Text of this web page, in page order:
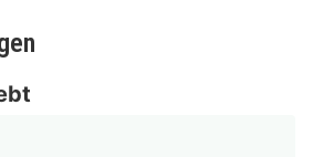
oder Abendessen bei einem
Oder bleib gemütlich auf
den Zimmerservice. Lass